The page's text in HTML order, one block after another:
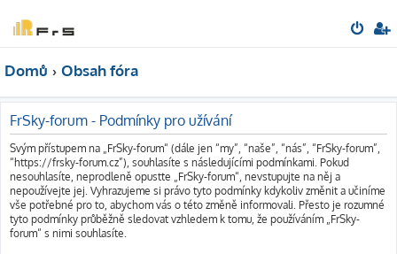
Domů Obsah fóra
FrSky-forum - Podmínky pro užívání
Svým přístupem na „FrSky-forum“ (dále jen “my”, “naše”, “nás”, “FrSky-forum”,
“https://frsky-forum.cz”), souhlasíte s následujícími podmínkami. Pokud
nesouhlasíte, neprodleně opusťte „FrSky-forum“, nevstupujte na něj a
nepoužívejte jej. Vyhrazujeme si právo tyto podmínky kdykoliv změnit a učiníme
vše potřebné pro to, abychom vás o této změně informovali. Přesto je rozumné
tyto podmínky průběžně sledovat vzhledem k tomu, že používáním „FrSky-
forum“ s nimi souhlasíte.